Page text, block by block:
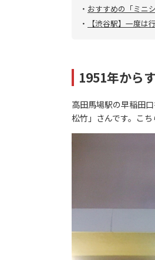
・ おすすめの「ミニ
・
【渋谷駅】一度は
1951年から
高田馬場駅の早稲田
松竹」さんです。こ